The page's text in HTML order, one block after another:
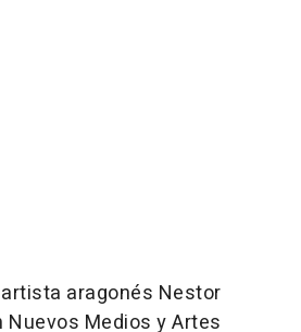
aragonés Nestor
Nuevos Medios y Artes